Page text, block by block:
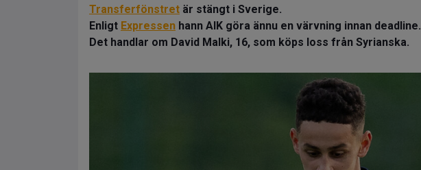
Transferfönstret är stängt i Sverige.
Enligt Expressen hann AIK göra ännu en värvning innan deadline.
Det handlar om David Malki, 16, som köps loss från Syrianska.